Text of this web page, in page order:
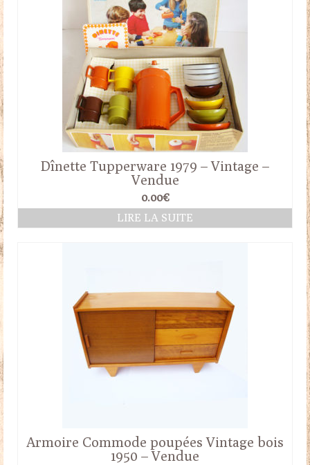
Dînette Tupperware 1979 – Vintage –
Vendue
0.00€
LIRE LA SUITE
Armoire Commode poupées Vintage bois
1950 – Vendue